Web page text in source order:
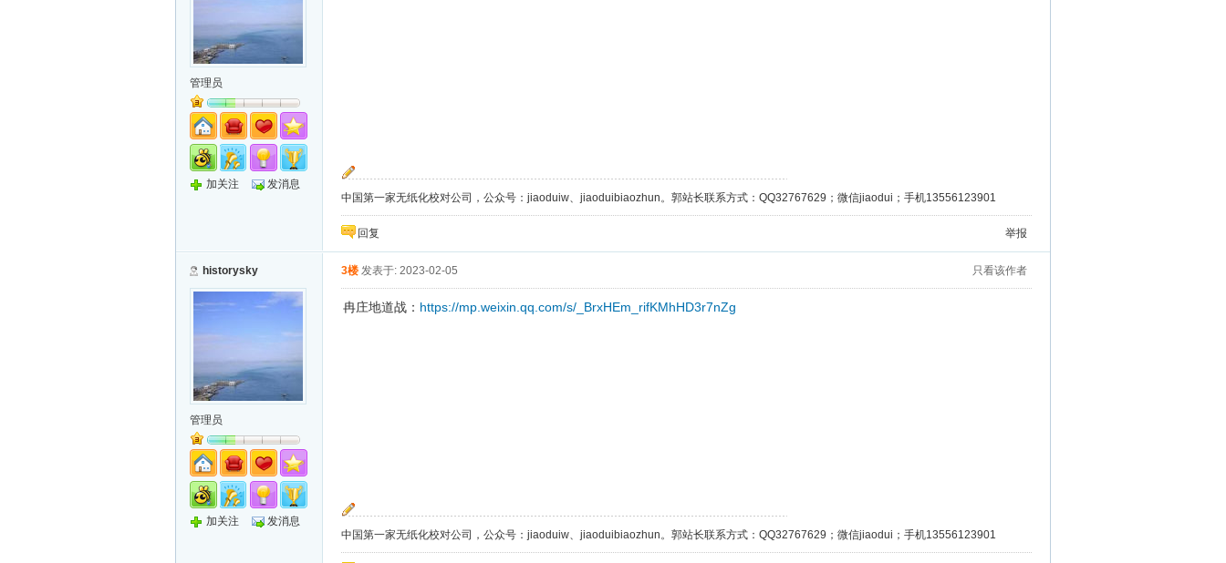
管理员
加关注 发消息
中国第一家无纸化校对公司，公众号：jiaoduiw、jiaoduibiaozhun。郭站长联系方式：QQ32767629；微信jiaodui；手机13556123901
回复 举报
historysky
管理员
加关注 发消息
只看该作者
3楼 发表于: 2023-02-05
冉庄地道战： https://mp.weixin.qq.com/s/_BrxHEm_rifKMhHD3r7nZg
中国第一家无纸化校对公司，公众号：jiaoduiw、jiaoduibiaozhun。郭站长联系方式：QQ32767629；微信jiaodui；手机13556123901